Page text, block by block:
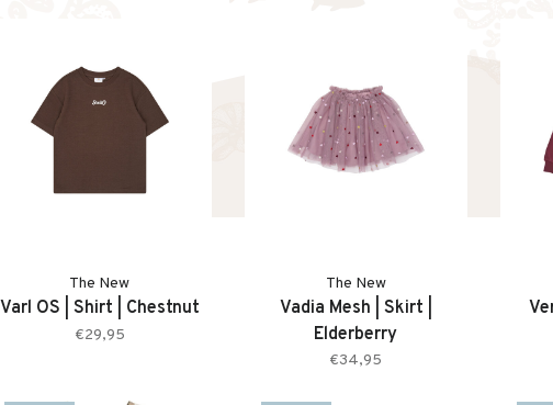
The New
Varl OS | Shirt | Chestnut
€29,95
The New
Vadia Mesh | Skirt |
Elderberry
€34,95